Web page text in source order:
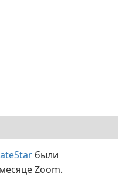
были
Zoom.